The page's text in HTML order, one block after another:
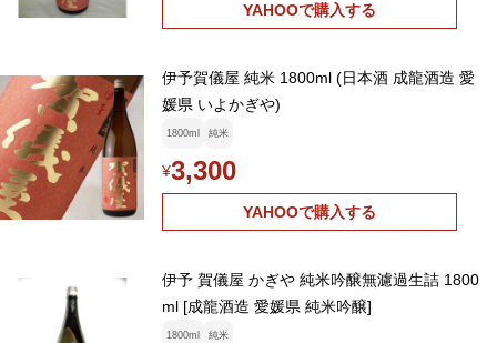
YAHOOで購入する
伊予賀儀屋 純米 1800ml (日本酒 成龍酒造 愛
媛県 いよかぎや)
1800ml 純米
¥3,300
YAHOOで購入する
伊予 賀儀屋 かぎや 純米吟醸無濾過生詰 1800
ml [成龍酒造 愛媛県 純米吟醸]
1800ml 純米